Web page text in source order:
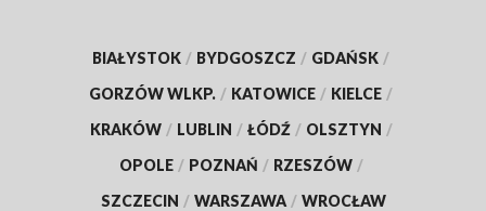
BIAŁYSTOK / BYDGOSZCZ / GDAŃSK /
GORZÓW WLKP. / KATOWICE / KIELCE /
KRAKÓW / LUBLIN / ŁÓDŹ / OLSZTYN /
OPOLE / POZNAŃ / RZESZÓW /
SZCZECIN / WARSZAWA / WROCŁAW